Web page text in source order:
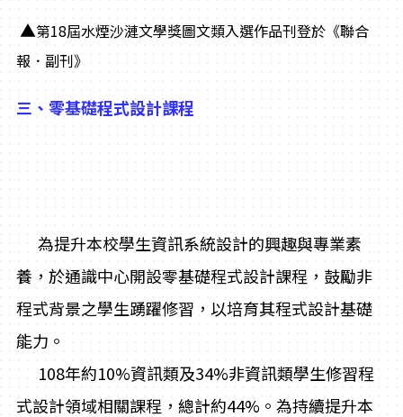
▲第18屆水煙沙漣文學獎圖文類入選作品刊登於《聯合
報．副刊》
三、零基礎程式設計課程
為提升本校學生資訊系統設計的興趣與專業素
養，於通識中心開設零基礎程式設計課程，鼓勵非
程式背景之學生踴躍修習，以培育其程式設計基礎
能力。
108年約10%資訊類及34%非資訊類學生修習程
式設計領域相關課程，總計約44%。為持續提升本